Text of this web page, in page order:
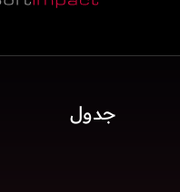
جدول